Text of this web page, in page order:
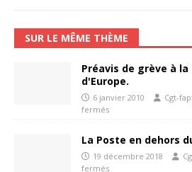
SUR LE MÊME THÈME
Préavis de grève à
d'Europe.
6 janvier 2010 Cgt-
fermés
La Poste en dehors
19 décembre 2018
fermés